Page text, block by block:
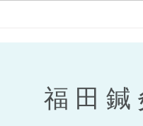
福田